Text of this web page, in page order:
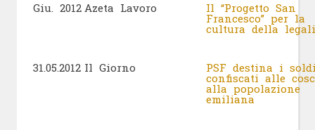
Giu. 2012 Azeta Lavoro Il “Progetto San
Francesco” per la
cultura della
31.05.2012 Il Giorno PSF destina i
confiscati alle
alla popolazione
emiliana